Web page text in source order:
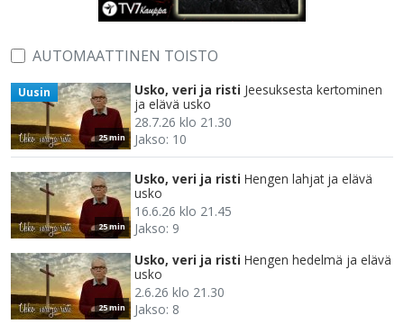
AUTOMAATTINEN TOISTO
25 min
Uusin Usko, veri ja risti Jeesuksesta kertominen
ja elävä usko
28.7.26 klo 21.30
Jakso: 10
25 min
Usko, veri ja risti Hengen lahjat ja elävä
usko
16.6.26 klo 21.45
Jakso: 9
25 min
Usko, veri ja risti Hengen hedelmä ja elävä
usko
2.6.26 klo 21.30
Jakso: 8